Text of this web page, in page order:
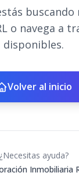
o navega a
disponibles.
Volver al inicio
¿Necesitas ayuda?
Inmobiliaria